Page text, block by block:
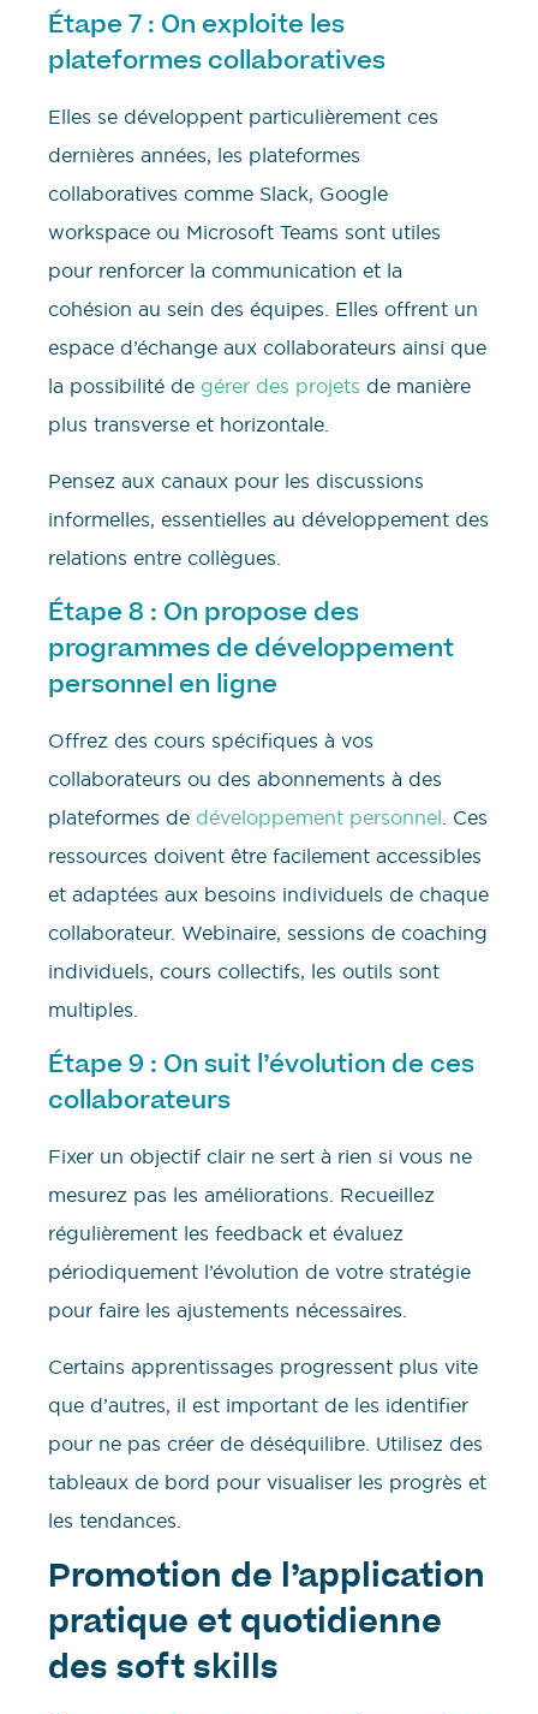
Étape 7 : On exploite les
plateformes collaboratives
Elles se développent particulièrement ces
dernières années, les plateformes
collaboratives comme Slack, Google
workspace ou Microsoft Teams sont utiles
pour renforcer la communication et la
cohésion au sein des équipes. Elles offrent un
espace d’échange aux collaborateurs ainsi que
la possibilité de gérer des projets de manière
plus transverse et horizontale.
Pensez aux canaux pour les discussions
informelles, essentielles au développement des
relations entre collègues.
Étape 8 : On propose des
programmes de développement
personnel en ligne
Offrez des cours spécifiques à vos
collaborateurs ou des abonnements à des
plateformes de développement personnel . Ces
ressources doivent être facilement accessibles
et adaptées aux besoins individuels de chaque
collaborateur. Webinaire, sessions de coaching
individuels, cours collectifs, les outils sont
multiples.
Étape 9 : On suit l’évolution de ces
collaborateurs
Fixer un objectif clair ne sert à rien si vous ne
mesurez pas les améliorations. Recueillez
régulièrement les feedback et évaluez
périodiquement l’évolution de votre stratégie
pour faire les ajustements nécessaires.
Certains apprentissages progressent plus vite
que d’autres, il est important de les identifier
pour ne pas créer de déséquilibre. Utilisez des
tableaux de bord pour visualiser les progrès et
les tendances.
Promotion de l’application
pratique et quotidienne
des soft skills